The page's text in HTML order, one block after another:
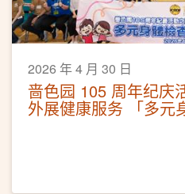
2026 年 4 月 30 日
啬色园 105 周年纪庆
外展健康服务 「多元